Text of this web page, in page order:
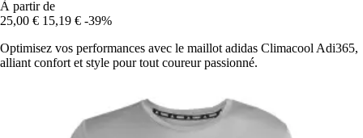
À partir de
25,00 € 15,19 € -39%
Optimisez vos performances avec le maillot adidas Climacool Adi365,
alliant confort et style pour tout coureur passionné.